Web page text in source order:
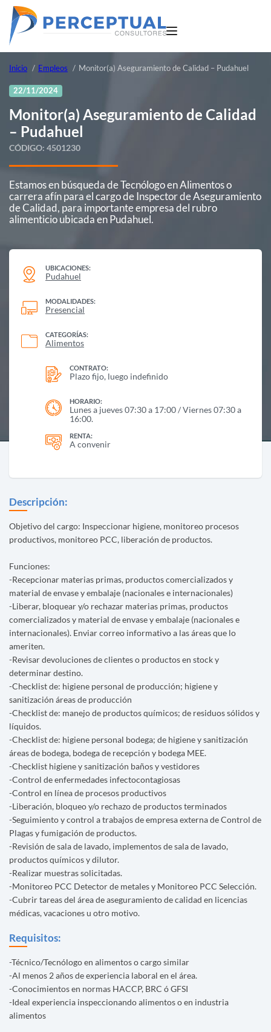
Inicio Empleos Monitor(a) Aseguramiento de Calidad – Pudahuel
22/11/2024
Monitor(a) Aseguramiento de Calidad
– Pudahuel
CÓDIGO: 4501230
Estamos en búsqueda de Tecnólogo en Alimentos o
carrera afín para el cargo de Inspector de Aseguramiento
de Calidad, para importante empresa del rubro
alimenticio ubicada en Pudahuel.
UBICACIONES:
Pudahuel
MODALIDADES:
Presencial
CATEGORÍAS:
Alimentos
CONTRATO:
Plazo fijo, luego indefinido
HORARIO:
Lunes a jueves 07:30 a 17:00 / Viernes 07:30 a
16:00.
RENTA:
A convenir
Descripción:
Objetivo del cargo: Inspeccionar higiene, monitoreo procesos
productivos, monitoreo PCC, liberación de productos.
Funciones:
-Recepcionar materias primas, productos comercializados y
material de envase y embalaje (nacionales e internacionales)
-Liberar, bloquear y/o rechazar materias primas, productos
comercializados y material de envase y embalaje (nacionales e
internacionales). Enviar correo informativo a las áreas que lo
ameriten.
-Revisar devoluciones de clientes o productos en stock y
determinar destino.
-Checklist de: higiene personal de producción; higiene y
sanitización áreas de producción
-Checklist de: manejo de productos químicos; de residuos sólidos y
líquidos.
-Checklist de: higiene personal bodega; de higiene y sanitización
áreas de bodega, bodega de recepción y bodega MEE.
-Checklist higiene y sanitización baños y vestidores
-Control de enfermedades infectocontagiosas
-Control en línea de procesos productivos
-Liberación, bloqueo y/o rechazo de productos terminados
-Seguimiento y control a trabajos de empresa externa de Control de
Plagas y fumigación de productos.
-Revisión de sala de lavado, implementos de sala de lavado,
productos químicos y dilutor.
-Realizar muestras solicitadas.
-Monitoreo PCC Detector de metales y Monitoreo PCC Selección.
-Cubrir tareas del área de aseguramiento de calidad en licencias
médicas, vacaciones u otro motivo.
Requisitos:
-Técnico/Tecnólogo en alimentos o cargo similar
-Al menos 2 años de experiencia laboral en el área.
-Conocimientos en normas HACCP, BRC ó GFSI
-Ideal experiencia inspeccionando alimentos o en industria
alimentos